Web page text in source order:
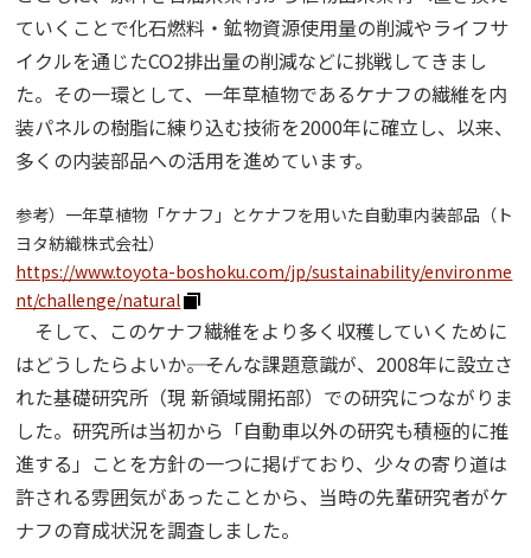
ていくことで化石燃料・鉱物資源使用量の削減やライフサ
イクルを通じたCO2排出量の削減などに挑戦してきまし
た。その一環として、一年草植物であるケナフの繊維を内
装パネルの樹脂に練り込む技術を2000年に確立し、以来、
多くの内装部品への活用を進めています。
参考）一年草植物「ケナフ」とケナフを用いた自動車内装部品（ト
ヨタ紡織株式会社）
https://www.toyota-boshoku.com/jp/sustainability/environme
nt/challenge/natural
そして、このケナフ繊維をより多く収穫していくために
はどうしたらよいか――。そんな課題意識が、2008年に設立さ
れた基礎研究所（現 新領域開拓部）での研究につながりま
した。研究所は当初から「自動車以外の研究も積極的に推
進する」ことを方針の一つに掲げており、少々の寄り道は
許される雰囲気があったことから、当時の先輩研究者がケ
ナフの育成状況を調査しました。